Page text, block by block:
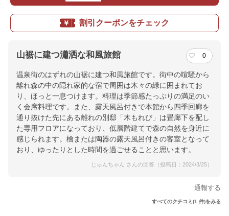
割引クーポンをチェック
山裾に建つ瀟洒な和風旅館 0
温泉街のはずれの山裾に建つ和風旅館です。街中の喧騒から
離れ森の中の隠れ家的な宿で周囲は木々の緑に囲まれてお
り、ほっと一息つけます。料理は季節感たっぷりの満足のい
く会席料理です。また、露天風呂付きで本館から四季回廊を
通り抜けた先にある離れの別邸「木もれび」は畳廊下を配し
た専用フロアになっており、低層階建てで森の自然を身近に
感じられます。檜または陶器の露天風呂付きの客室となって
おり、ゆったりとした時間を過ごせることと思います。
じゅんちゃん さんの回答（投稿日：2024/3/25）
通報する
すべてのクチコミ(1 件)をみる